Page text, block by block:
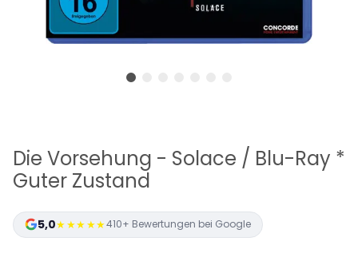
Die Vorsehung - Solace / Blu-Ray *
Guter Zustand
5,0★★★★★410+ Bewertungen bei Google